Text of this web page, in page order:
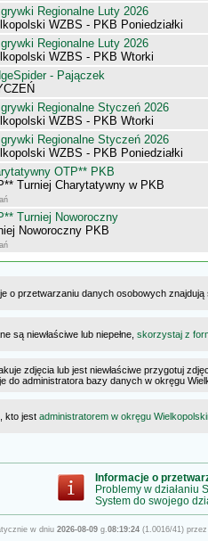
Regionalne Luty 2026
WZBS - PKB Poniedziałki
Regionalne Luty 2026
WZBS - PKB Wtorki
- Pajączek
Regionalne Styczeń 2026
WZBS - PKB Wtorki
Regionalne Styczeń 2026
WZBS - PKB Poniedziałki
OTP** PKB
Turniej Charytatywny w PKB
Turniej Noworoczny
Noworoczny PKB
o przetwarzaniu danych osobowych
są niewłaściwe lub niepełne, skorzystaj z
zdjęcia lub jest niewłaściwe przygotuj
do administratora bazy danych w okręgu
kto jest administratorem w okręgu
Informacje o
Problemy w działaniu
System do swojego
w dniu 2026-08-09g.08:19:24(1.0016/41)